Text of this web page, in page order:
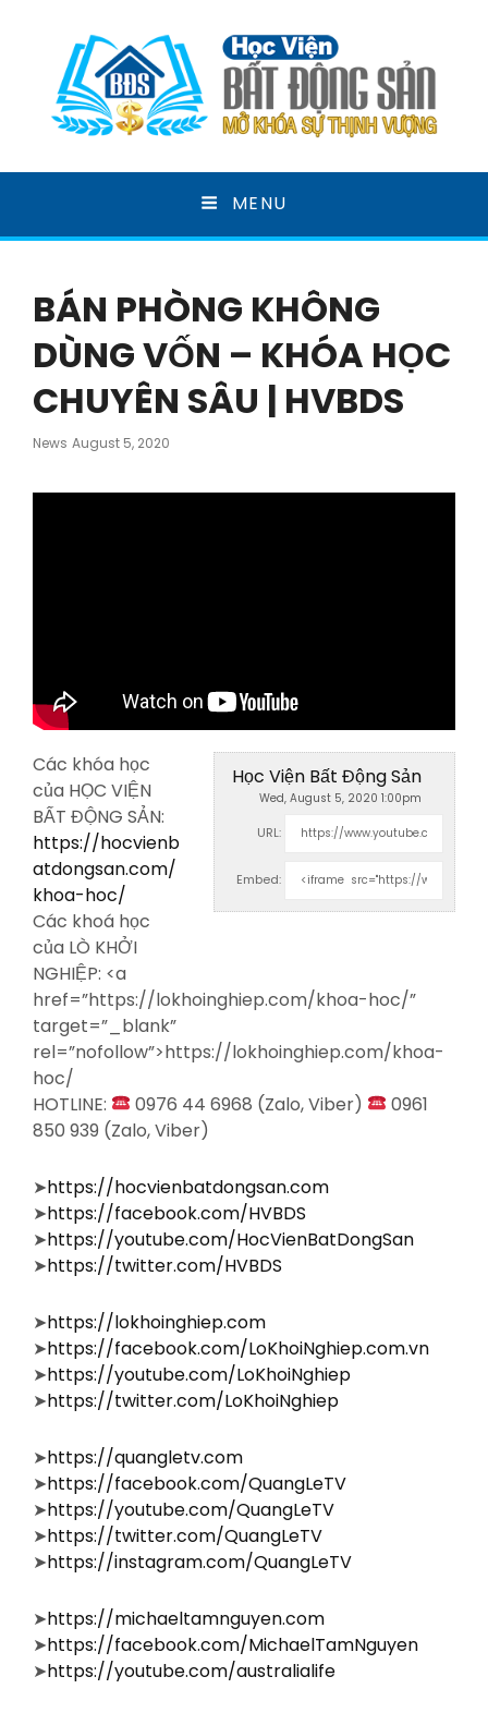
HỌC VIỆN BẤT ĐỘNG
SẢN
MENU
BÁN PHÒNG KHÔNG
DÙNG VỐN – KHÓA HỌC
CHUYÊN SÂU | HVBDS
News Posted
August 5, 2020
Học Viện Bất Động Sản
Wed, August 5, 2020 1:00pm
URL:
Embed:
Các khóa học
của HỌC VIỆN
BẤT ĐỘNG SẢN:
https://hocvienb
atdongsan.com/
khoa-hoc/
Các khoá học
của LÒ KHỞI
NGHIỆP: <a
href=”https://lokhoinghiep.com/khoa-hoc/”
target=”_blank”
rel=”nofollow”>https://lokhoinghiep.com/khoa-
hoc/
HOTLINE:
0976 44 6968 (Zalo, Viber)
0961
850 939 (Zalo, Viber)
➤https://hocvienbatdongsan.com
➤https://facebook.com/HVBDS
➤https://youtube.com/HocVienBatDongSan
➤https://twitter.com/HVBDS
➤https://lokhoinghiep.com
➤https://facebook.com/LoKhoiNghiep.com.vn
➤https://youtube.com/LoKhoiNghiep
➤https://twitter.com/LoKhoiNghiep
➤https://quangletv.com
➤https://facebook.com/QuangLeTV
➤https://youtube.com/QuangLeTV
➤https://twitter.com/QuangLeTV
➤https://instagram.com/QuangLeTV
➤https://michaeltamnguyen.com
➤https://facebook.com/MichaelTamNguyen
➤https://youtube.com/australialife